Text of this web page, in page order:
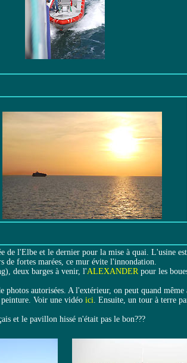
de l'Elbe et le dernier pour la mise à quai. L'usine
de fortes marées, ce mur évite l'innondation.
deux barges à venir, l'ALEXANDER pour les
autorisées. A l'extérieur, on peut quand même
Voir une vidéo ici. Ensuite, un tour à terre
et le pavillon hissé n'était pas le bon???